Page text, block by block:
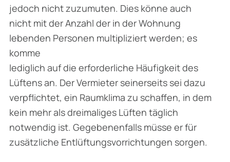
jedoch nicht zuzumuten. Dies könne auch
nicht mit der Anzahl der in der Wohnung
lebenden Personen multipliziert werden; es
komme
lediglich auf die erforderliche Häufigkeit des
Lüftens an. Der Vermieter seinerseits sei dazu
verpflichtet, ein Raumklima zu schaffen, in dem
kein mehr als dreimaliges Lüften täglich
notwendig ist. Gegebenenfalls müsse er für
zusätzliche Entlüftungsvorrichtungen sorgen.